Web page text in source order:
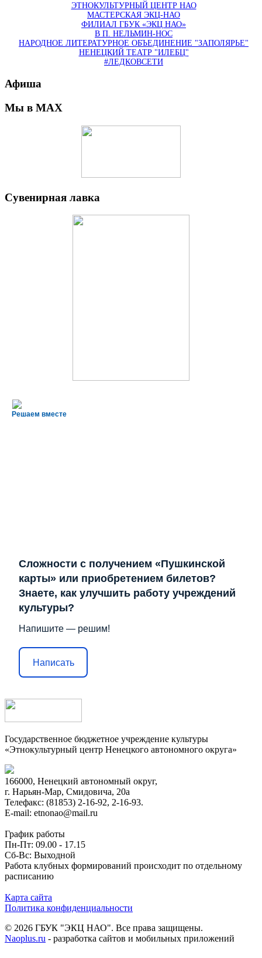
ЭТНОКУЛЬТУРНЫЙ ЦЕНТР НАО
МАСТЕРСКАЯ ЭКЦ-НАО
ФИЛИАЛ ГБУК «ЭКЦ НАО»
В П. НЕЛЬМИН-НОС
НАРОДНОЕ ЛИТЕРАТУРНОЕ ОБЪЕДИНЕНИЕ "ЗАПОЛЯРЬЕ"
НЕНЕЦКИЙ ТЕАТР "ИЛЕБЦ"
#ЛЕДКОВСЕТИ
Афиша
Мы в MAX
Сувенирная лавка
Решаем вместе
Сложности с получением «Пушкинской
карты» или приобретением билетов?
Знаете, как улучшить работу учреждений
культуры?
Напишите — решим!
Написать
Государственное бюджетное учреждение культуры
«Этнокультурный центр Ненецкого автономного округа»
166000, Ненецкий автономный округ,
г. Нарьян-Мар, Смидовича, 20а
Телефакс: (81853) 2-16-92, 2-16-93.
E-mail: etnonao@mail.ru
График работы
Пн-Пт: 09.00 - 17.15
Сб-Вс: Выходной
Работа клубных формирований происходит по отдельному
расписанию
Карта сайта
Политика конфиденциальности
© 2026 ГБУК "ЭКЦ НАО". Все права защищены.
Naoplus.ru - разработка сайтов и мобильных приложений